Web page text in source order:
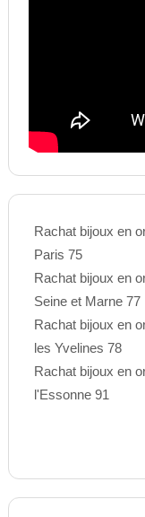
Rachat bijoux en
Paris 75
Rachat bijoux en
Seine et Marne 77
Rachat bijoux en
les Yvelines 78
Rachat bijoux en
l'Essonne 91